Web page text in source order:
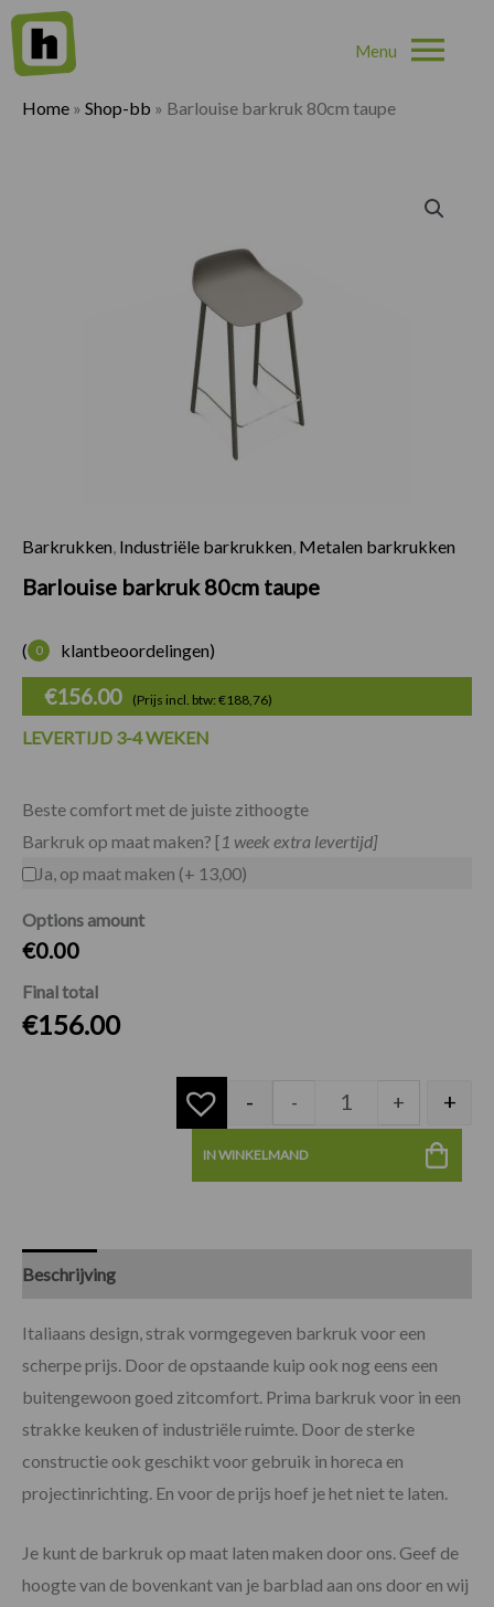
Home » Shop-bb » Barlouise barkruk 80cm taupe
Barkrukken Industriële barkrukken Metalen barkrukken
Barlouise barkruk 80cm taupe
( 0 klantbeoordelingen)
€156.00 (Prijs incl. btw: €188,76)
LEVERTIJD 3-4 WEKEN
Beste comfort met de juiste zithoogte
Barkruk op maat maken? [1 week extra levertijd]
Ja, op maat maken (+ 13,00)
Options amount
€0.00
Final total
€156.00
Barlouise barkruk
- - + +
IN WINKELMAND
Beschrijving
Italiaans design, strak vormgegeven barkruk voor een
scherpe prijs. Door de opstaande kuip ook nog eens een
buitengewoon goed zitcomfort. Prima barkruk voor in een
strakke keuken of industriële ruimte. Door de sterke
constructie ook geschikt voor gebruik in horeca en
projectinrichting. En voor de prijs hoef je het niet te laten.
Je kunt de barkruk op maat laten maken door ons. Geef de
hoogte van de bovenkant van je barblad aan ons door en wij